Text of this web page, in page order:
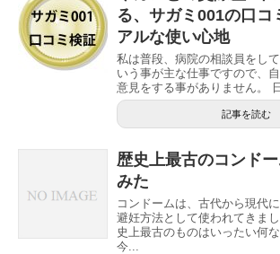
る、サガミ001の口コ
アルな使い心地
私は普段、病院の相談員をし
いう事が主な仕事ですので、
意見をする事がありません。
記事を読む
歴史上最古のコンド
みた
コンドームは、古代から現代
避妊方法として使われてきま
史上最古のものはいったい何
今...